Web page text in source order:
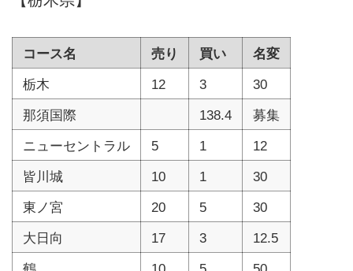
コース名 売り 買い
名変
栃木
12 3
30
那須国際
138.4
募集
ニューセントラル
5 1
12
皆川城
10 1
30
東ノ宮
20 5
30
大日向
17 3
12.5